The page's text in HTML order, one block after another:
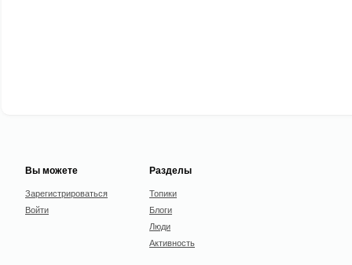
Вы можете
Зарегистрироваться
Войти
Разделы
Топики
Блоги
Люди
Активность